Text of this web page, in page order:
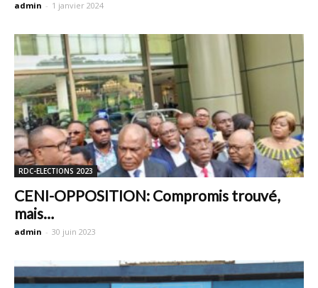
admin - 1 janvier 2024
RDC-ELECTIONS 2023
CENI-OPPOSITION: Compromis trouvé,
mais…
admin - 30 juin 2023